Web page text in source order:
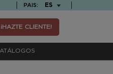
PAIS: TEXT.LANGUAGE
ES
¡HAZTE CLIENTE!